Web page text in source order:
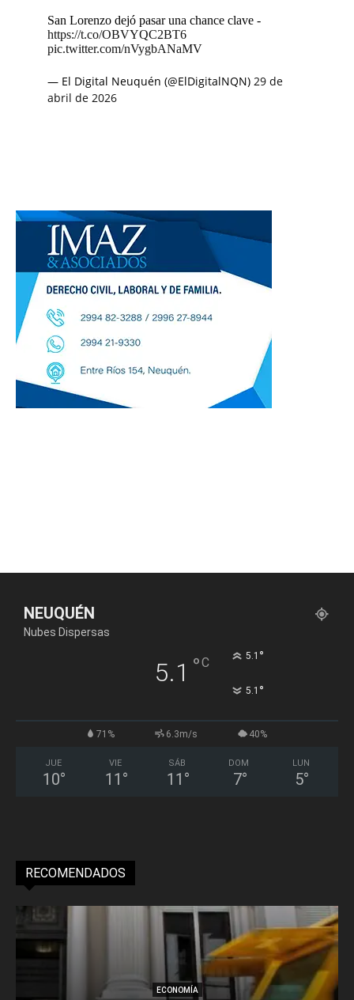
San Lorenzo dejó pasar una chance clave -
https://t.co/OBVYQC2BT6
pic.twitter.com/nVygbANaMV
— El Digital Neuquén (@ElDigitalNQN) 29 de
abril de 2026
NEUQUÉN
Nubes Dispersas
5.1 °C 5.1 °
5.1 °
71% 6.3m/s 40%
JUE
10°
VIE
11 °
SÁB
11 °
DOM
7°
LUN
5°
RECOMENDADOS
ECONOMÍA